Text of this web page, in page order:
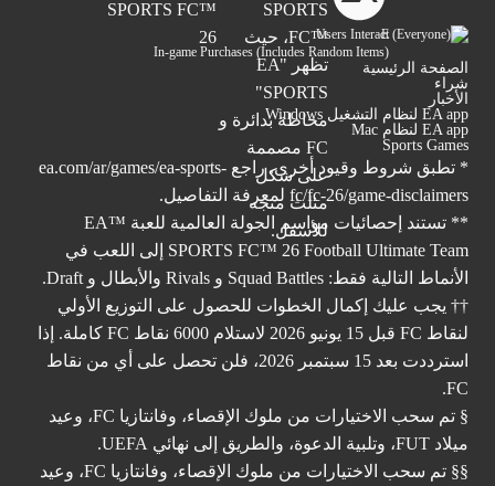
Users Interact
In-game Purchases (Includes Random Items)
الصفحة الرئيسية
شراء
الأخبار
EA app لنظام التشغيل Windows
EA app لنظام Mac
Sports Games
* تطبق شروط وقيود أخرى. راجع ea.com/ar/games/ea-sports-
fc/fc-26/game-disclaimers لمعرفة التفاصيل.
** تستند إحصائيات مواسم الجولة العالمية للعبة ™EA
SPORTS FC™ 26 Football Ultimate Team إلى اللعب في
الأنماط التالية فقط: Squad Battles و Rivals والأبطال و Draft.
†† يجب عليك إكمال الخطوات للحصول على التوزيع الأولي
لنقاط FC قبل 15 يونيو 2026 لاستلام 6000 نقاط FC كاملة. إذا
استرددت بعد 15 سبتمبر 2026، فلن تحصل على أي من نقاط
FC.
§ تم سحب الاختيارات من ملوك الإقصاء، وفانتازيا FC، وعيد
ميلاد FUT، وتلبية الدعوة، والطريق إلى نهائي UEFA.
§§ تم سحب الاختيارات من ملوك الإقصاء، وفانتازيا FC، وعيد